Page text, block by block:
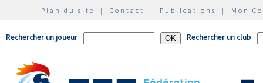
Plan du site | Contact | Publications | Mon
Rechercher un joueur Rechercher un club